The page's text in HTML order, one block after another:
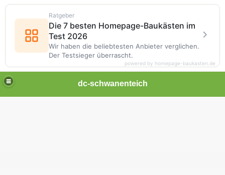
dc-schwanenteich
Ratgeber
Die 7 besten Homepage-Baukästen im
Test 2026
Wir haben die beliebtesten Anbieter verglichen.
Der Testsieger überrascht.
powered by homepage-baukasten.de